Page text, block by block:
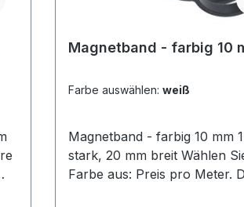
Magnetband - farbig 10
Farbe auswählen: weiß
Magnetband - farbig 10 mm 1 mm
stark, 20 mm breit Wählen Sie Ihre
Farbe aus: Preis pro Meter.